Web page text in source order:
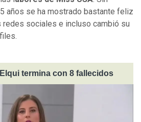
años se ha mostrado bastante feliz
sociales e incluso cambió su
termina con 8 fallecidos